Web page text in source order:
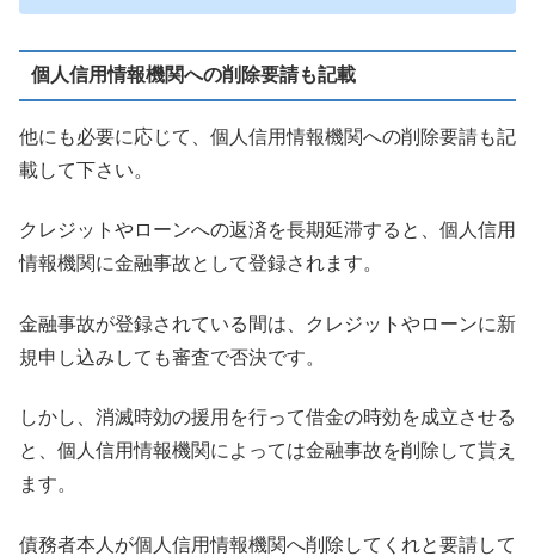
個人信用情報機関への削除要請も記載
他にも必要に応じて、個人信用情報機関への削除要請も記
載して下さい。
クレジットやローンへの返済を長期延滞すると、個人信用
情報機関に金融事故として登録されます。
金融事故が登録されている間は、クレジットやローンに新
規申し込みしても審査で否決です。
しかし、消滅時効の援用を行って借金の時効を成立させる
と、個人信用情報機関によっては金融事故を削除して貰え
ます。
債務者本人が個人信用情報機関へ削除してくれと要請して